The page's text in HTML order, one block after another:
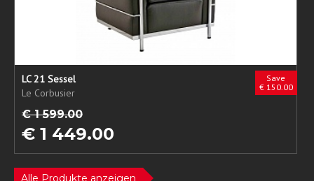
Save
€ 150.00
LC 21 Sessel
Le Corbusier
€ 1 599.00
€ 1 449.00
Alle Produkte anzeigen